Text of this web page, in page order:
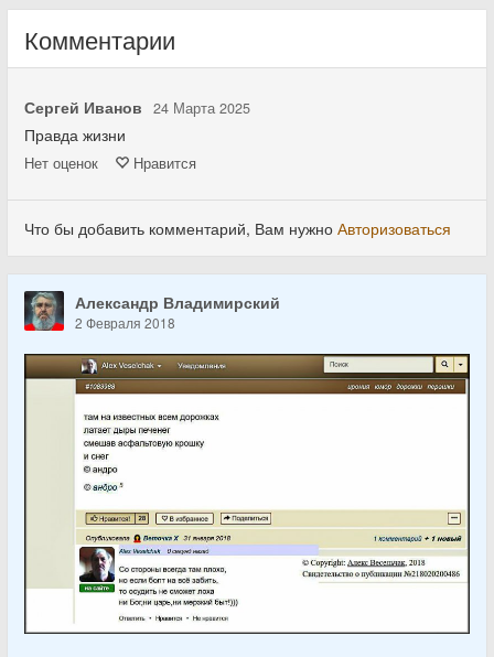
Комментарии
Сергей Иванов 24 Марта 2025
Правда жизни
Нет оценок Нравится
Что бы добавить комментарий, Вам нужно Авторизоваться
Александр Владимирский
2 Февраля 2018